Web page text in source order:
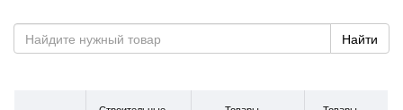
Найти